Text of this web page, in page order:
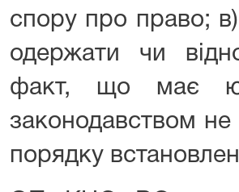
спору про право;
одержати чи
факт, що має
законодавством не
порядку